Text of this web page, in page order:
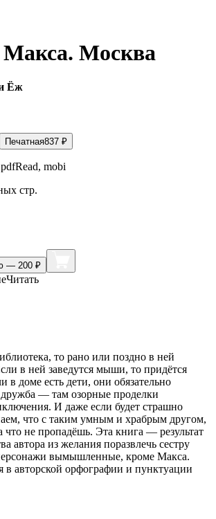
Москва
Ёж
Печатная837 ₽
mobi
стр.
— 200 ₽
Читать
то рано или поздно в ней
в ней заведутся мыши, то придётся
в доме есть дети, они обязательно
— там озорные проделки
И даже если будет страшно
что с таким умным и храбрым другом,
что не пропадёшь. Эта книга — результат
автора из желания поразвлечь сестру
вымышленные, кроме Макса.
в авторской орфографии и пунктуации